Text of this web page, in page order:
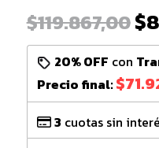
$119.867,00
20% OFF con
Precio final:
3 cuotas sin